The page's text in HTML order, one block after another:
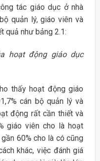
tác giáo dục ở nhà
quản lý, giáo viên và
quả như bảng 2.1:
hoạt động giáo dục
thấy hoạt động giáo
cán bộ quản lý và
động rất cần thiết và
giáo viên cho là hoạt
60% cho là có cũng
khác, việc đánh giá